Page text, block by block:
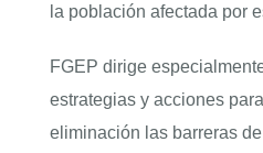
la población afectada por
FGEP dirige
estrategias y acciones
eliminación las barreras